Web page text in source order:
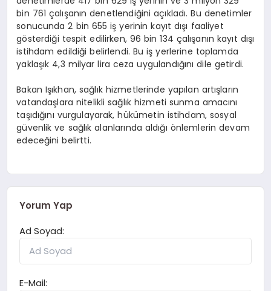
bin 761 çalışanın denetlendiğini açıkladı. Bu denetimler
sonucunda 2 bin 655 iş yerinin kayıt dışı faaliyet
gösterdiği tespit edilirken, 96 bin 134 çalışanın kayıt dışı
istihdam edildiği belirlendi. Bu iş yerlerine toplamda
yaklaşık 4,3 milyar lira ceza uygulandığını dile getirdi.
Bakan Işıkhan, sağlık hizmetlerinde yapılan artışların
vatandaşlara nitelikli sağlık hizmeti sunma amacını
taşıdığını vurgulayarak, hükümetin istihdam, sosyal
güvenlik ve sağlık alanlarında aldığı önlemlerin devam
edeceğini belirtti.
Yorum Yap
Ad Soyad:
E-Mail: